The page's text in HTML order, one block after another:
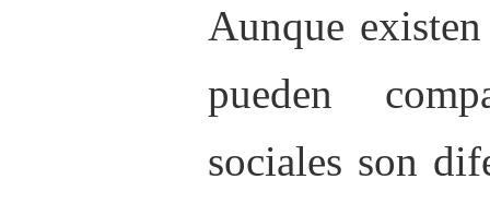
Aunque
pueden
sociales son